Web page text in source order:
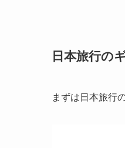
日本旅行の
まずは日本旅行